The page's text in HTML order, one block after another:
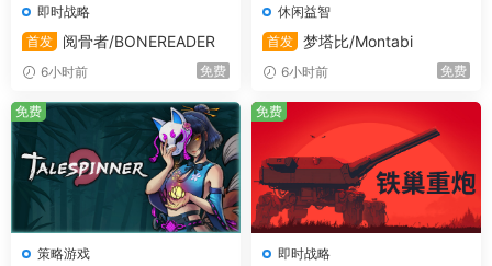
即时战略
首发
阅骨者/BONEREADER
6小时前 免费
休闲益智
首发 梦塔比/Montabi
6小时前 免费
策略游戏
免费
即时战略
免费